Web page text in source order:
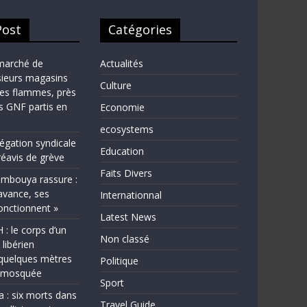
de
magasins
flammes, près
GNF partis en
syndicale
de grève
rassure :
ses
»
: le corps d’un
mètres
: six morts dans
Catégories
Actualités
Culture
Economie
ecosystems
Education
Faits Divers
Internationnal
Latest News
Non classé
Politique
Sport